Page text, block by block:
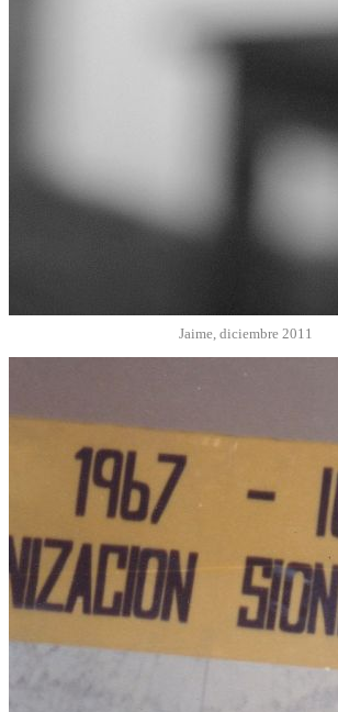
Jaime, diciembre 2011